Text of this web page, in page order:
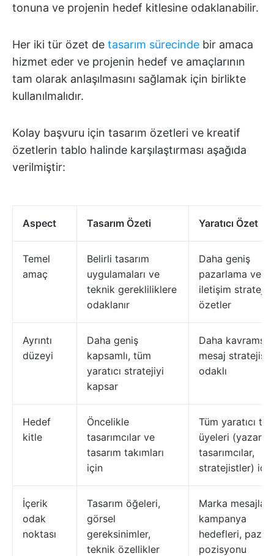
tonuna ve projenin hedef kitlesine odaklanabilir.
Her iki tür özet de tasarım sürecinde bir amaca
hizmet eder ve projenin hedef ve amaçlarının
tam olarak anlaşılmasını sağlamak için birlikte
kullanılmalıdır.
Kolay başvuru için tasarım özetleri ve kreatif
özetlerin tablo halinde karşılaştırması aşağıda
verilmiştir:
Aspect Tasarım Özeti Yaratıcı Özet
Temel
amaç
Belirli tasarım
uygulamaları ve
teknik gerekliliklere
odaklanır
Daha geniş
pazarlama ve
iletişim
özetler
Ayrıntı
düzeyi
Daha geniş
kapsamlı, tüm
yaratıcı stratejiyi
kapsar
Daha
mesaj
odaklı
Hedef
kitle
Öncelikle
tasarımcılar ve
tasarım takımları
için
Tüm yaratıcı
üyeleri
tasarımcılar,
stratejistler) için
İçerik
odak
noktası
Tasarım öğeleri,
görsel
gereksinimler,
teknik özellikler
Marka mesajları,
kampanya
hedefleri, pazar
pozisyonu